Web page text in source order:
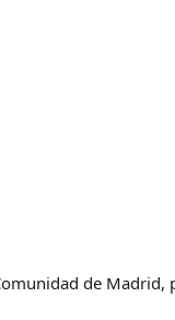
de Madrid,